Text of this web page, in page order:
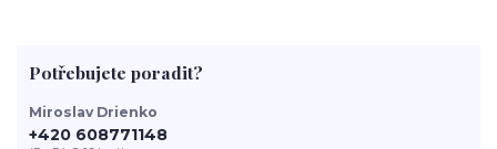
Potřebujete poradit?
Miroslav Drienko
+420 608771148